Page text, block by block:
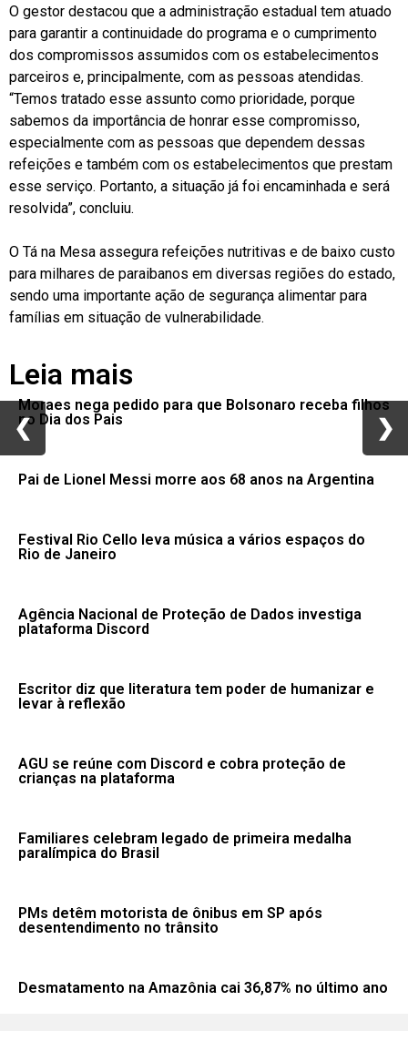
O gestor destacou que a administração estadual tem atuado
para garantir a continuidade do programa e o cumprimento
dos compromissos assumidos com os estabelecimentos
parceiros e, principalmente, com as pessoas atendidas.
“Temos tratado esse assunto como prioridade, porque
sabemos da importância de honrar esse compromisso,
especialmente com as pessoas que dependem dessas
refeições e também com os estabelecimentos que prestam
esse serviço. Portanto, a situação já foi encaminhada e será
resolvida”, concluiu.
O Tá na Mesa assegura refeições nutritivas e de baixo custo
para milhares de paraibanos em diversas regiões do estado,
sendo uma importante ação de segurança alimentar para
famílias em situação de vulnerabilidade.
Leia mais
Moraes nega pedido para que Bolsonaro receba filhos
no Dia dos Pais
Pai de Lionel Messi morre aos 68 anos na Argentina
Festival Rio Cello leva música a vários espaços do
Rio de Janeiro
Agência Nacional de Proteção de Dados investiga
plataforma Discord
Escritor diz que literatura tem poder de humanizar e
levar à reflexão
AGU se reúne com Discord e cobra proteção de
crianças na plataforma
Familiares celebram legado de primeira medalha
paralímpica do Brasil
PMs detêm motorista de ônibus em SP após
desentendimento no trânsito
Desmatamento na Amazônia cai 36,87% no último ano
❮ ❯
❮ ❯